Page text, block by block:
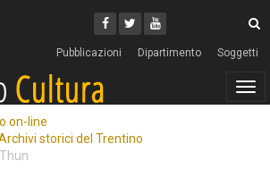
Facebook
Twitter
Youtube
Pubblicazioni Dipartimento Soggetti
on-line
storici del Trentino